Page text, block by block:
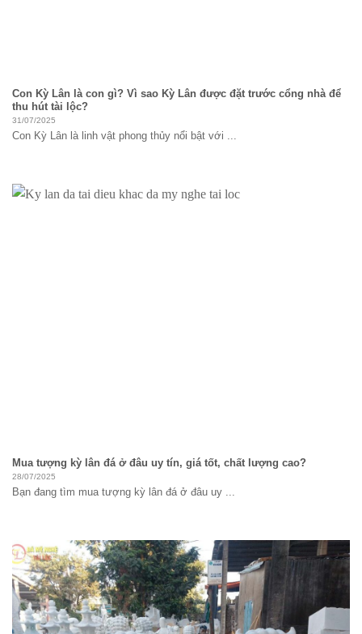
Con Kỳ Lân là con gì? Vì sao Kỳ Lân được đặt trước cổng nhà để
thu hút tài lộc?
31/07/2025
Con Kỳ Lân là linh vật phong thủy nổi bật với ...
Mua tượng kỳ lân đá ở đâu uy tín, giá tốt, chất lượng cao?
28/07/2025
Bạn đang tìm mua tượng kỳ lân đá ở đâu uy ...